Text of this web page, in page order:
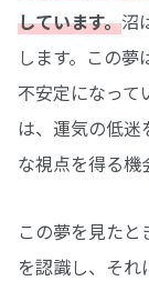
しています。沼
します。この
不安定になって
は、運気の低
な視点を得る機
この夢を見た
を認識し、それ